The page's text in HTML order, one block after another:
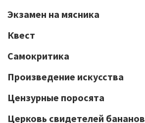
Экзамен на мясника
Квест
Самокритика
Произведение искусства
Цензурные поросята
Церковь свидетелей бананов